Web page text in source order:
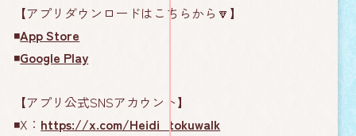
【アプリダウンロードはこちらから🔽】
◾️App Store
◾️Google Play
【アプリ公式SNSアカウント】
◾️X： https://x.com/Heidi_tokuwalk